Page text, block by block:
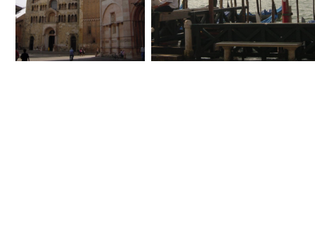
by 管理人・りん